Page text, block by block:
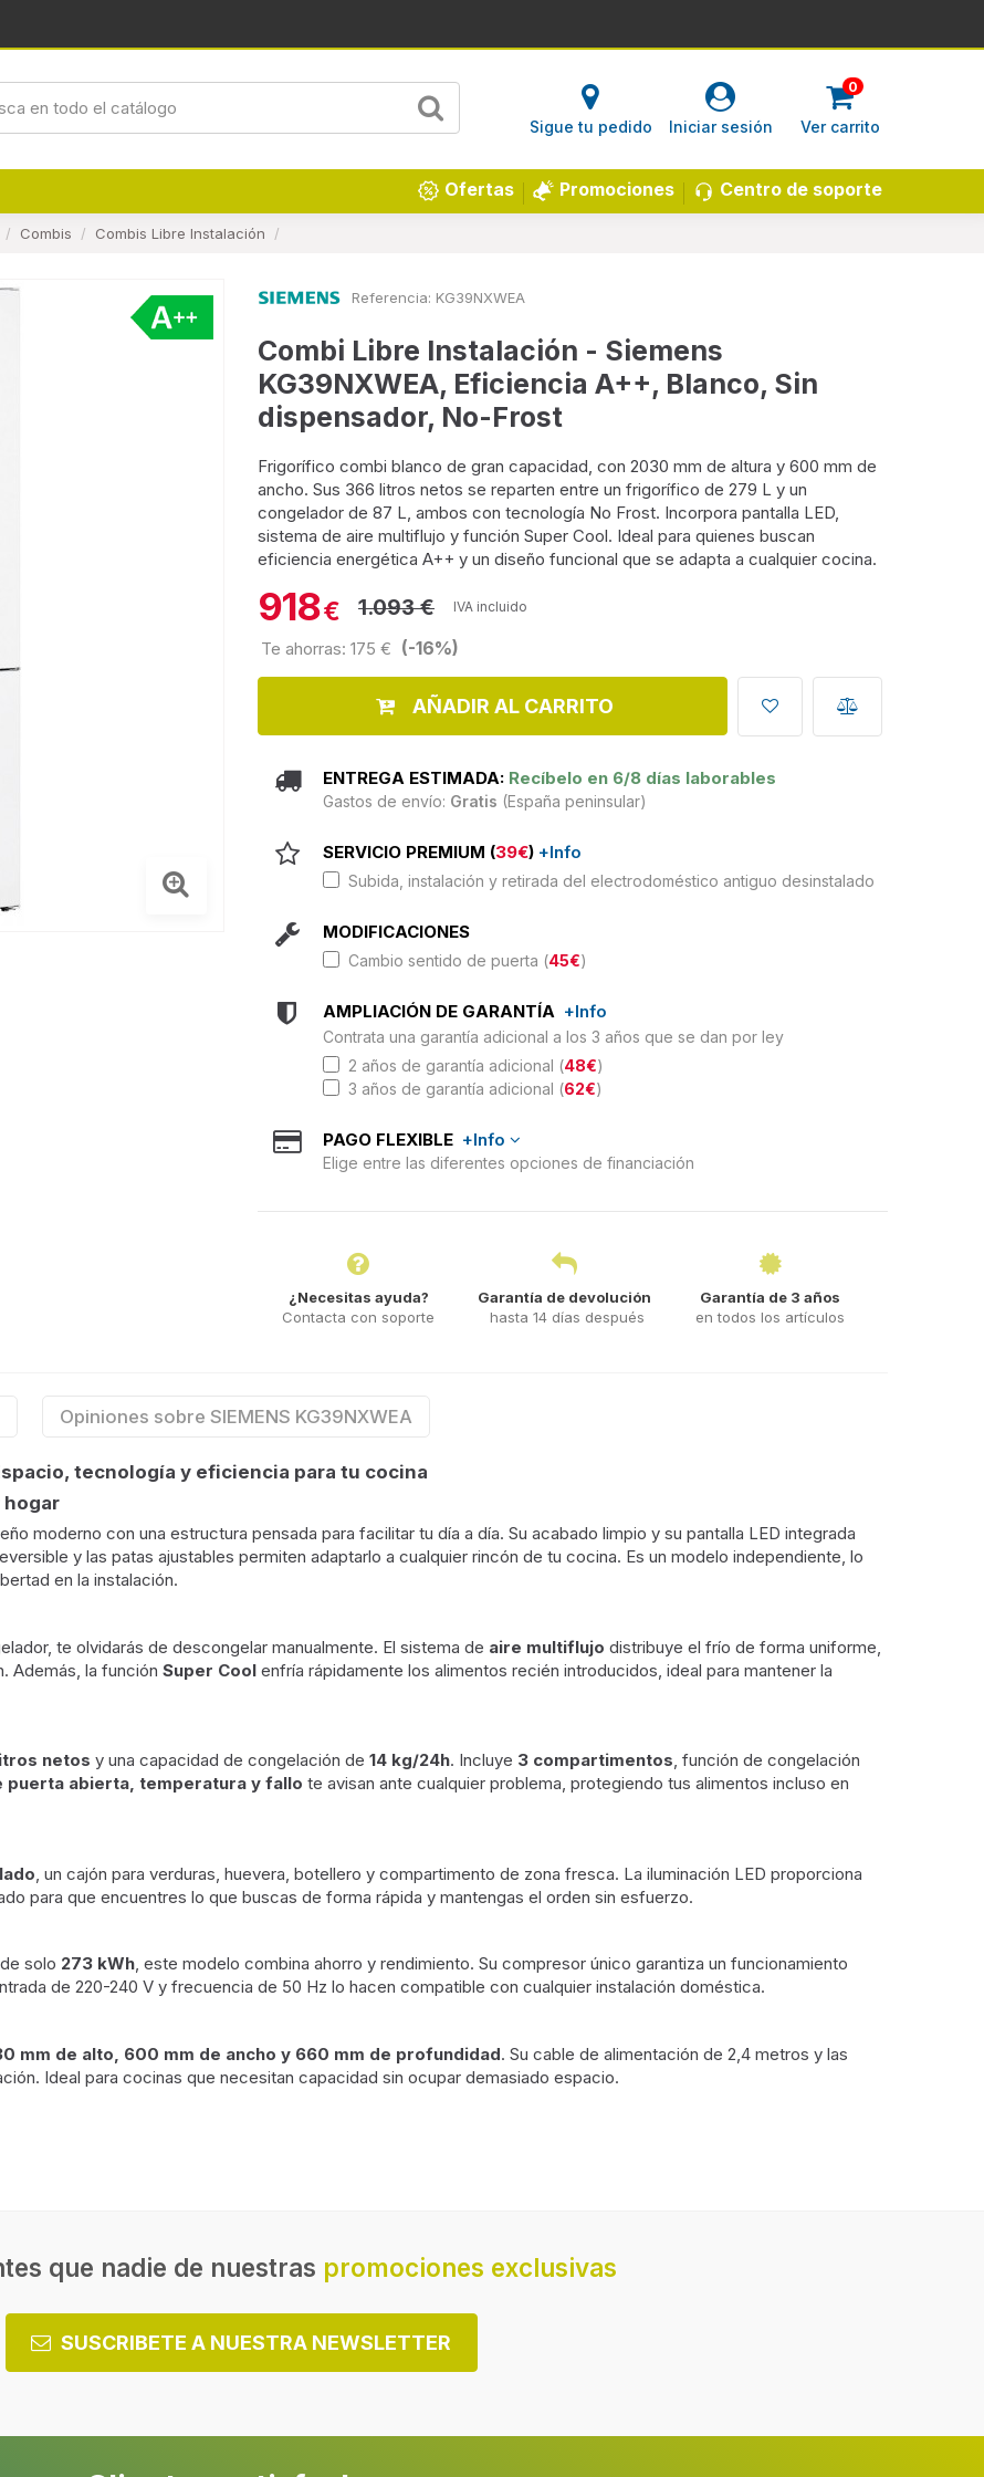
Sigue tu pedido Iniciar sesión
0
Ver carrito
Centro de soporte
Promociones
Ofertas
Combis Combis Libre Instalación
Referencia: KG39NXWEA
Combi Libre Instalación - Siemens
KG39NXWEA, Eficiencia A++, Blanco, Sin
dispensador, No-Frost
Frigorífico combi blanco de gran capacidad, con 2030 mm de altura y 600 mm de
ancho. Sus 366 litros netos se reparten entre un frigorífico de 279 L y un
congelador de 87 L, ambos con tecnología No Frost. Incorpora pantalla LED,
sistema de aire multiflujo y función Super Cool. Ideal para quienes buscan
eficiencia energética A++ y un diseño funcional que se adapta a cualquier cocina.
918€ 1.093 € IVA incluido
Te ahorras: 175 € (-16%)
AÑADIR AL CARRITO
ENTREGA ESTIMADA: Recíbelo en 6/8 días laborables
Gastos de envío: Gratis (España peninsular)
SERVICIO PREMIUM (39€) +Info
Subida, instalación y retirada del electrodoméstico antiguo desinstalado
MODIFICACIONES
Cambio sentido de puerta (45€)
AMPLIACIÓN DE GARANTÍA +Info
Contrata una garantía adicional a los 3 años que se dan por ley
2 años de garantía adicional (48€)
3 años de garantía adicional (62€)
PAGO FLEXIBLE +Info
Elige entre las diferentes opciones de financiación
¿Necesitas ayuda?
Contacta con soporte
Garantía de devolución
hasta 14 días después
Garantía de 3 años
en todos los artículos
Opiniones sobre SIEMENS KG39NXWEA
tecnología y eficiencia para tu cocina
hogar
moderno con una estructura pensada para facilitar tu día a día. Su acabado limpio y su pantalla LED integrada
y las patas ajustables permiten adaptarlo a cualquier rincón de tu cocina. Es un modelo independiente, lo
en la instalación.
te olvidarás de descongelar manualmente. El sistema de aire multiflujo distribuye el frío de forma uniforme,
Además, la función Super Cool enfría rápidamente los alimentos recién introducidos, ideal para mantener la
netos y una capacidad de congelación de 14 kg/24h. Incluye 3 compartimentos, función de congelación
puerta abierta, temperatura y fallo te avisan ante cualquier problema, protegiendo tus alimentos incluso en
, un cajón para verduras, huevera, botellero y compartimento de zona fresca. La iluminación LED proporciona
para que encuentres lo que buscas de forma rápida y mantengas el orden sin esfuerzo.
solo 273 kWh, este modelo combina ahorro y rendimiento. Su compresor único garantiza un funcionamiento
de 220-240 V y frecuencia de 50 Hz lo hacen compatible con cualquier instalación doméstica.
mm de alto, 600 mm de ancho y 660 mm de profundidad. Su cable de alimentación de 2,4 metros y las
Ideal para cocinas que necesitan capacidad sin ocupar demasiado espacio.
Material de estantes Vidrio templado
Máxima temperatura 43 °C
que nadie de nuestras promociones exclusivas
SUSCRIBETE A NUESTRA NEWSLETTER